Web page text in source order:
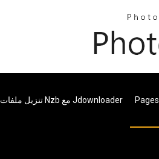
تنزيل ملفات Nzb مع Jdownloader Pages